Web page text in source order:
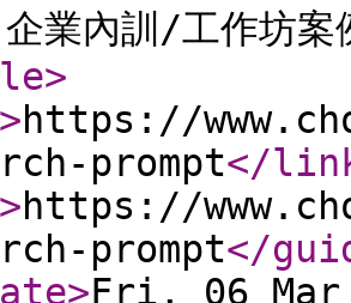
企業內訓/工作坊
>
>https://
prompt</
>https://
prompt</
>Fri, 06 Mar